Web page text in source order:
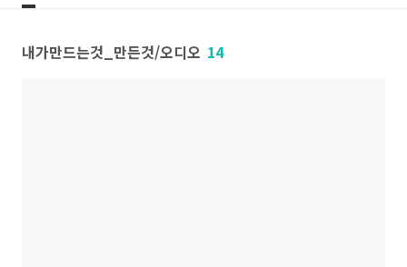
내가만드는것_만든것/오디오 14